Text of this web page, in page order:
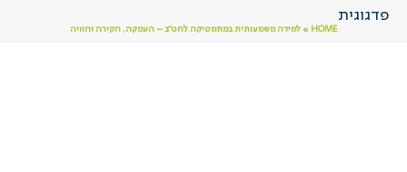
HOME
» למידה משמעותית במתמטיקה לחט”ב – העמקה, חקירה וחוויה